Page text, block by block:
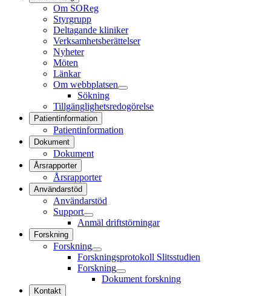
Om SOReg
Styrgrupp
Deltagande kliniker
Verksamhetsberättelser
Nyheter
Möten
Länkar
Om webbplatsen
Sökning
Tillgänglighetsredogörelse
Patientinformation
Patientinformation
Dokument
Dokument
Årsrapporter
Årsrapporter
Användarstöd
Användarstöd
Support
Anmäl driftstörningar
Forskning
Forskning
Forskningsprotokoll Slitsstudien
Forskning
Dokument forskning
Kontakt